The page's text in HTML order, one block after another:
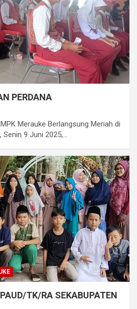
PERDANA
Merauke Berlangsung Meriah di
9 Juni 2025,…
TK/RA SEKABUPATEN